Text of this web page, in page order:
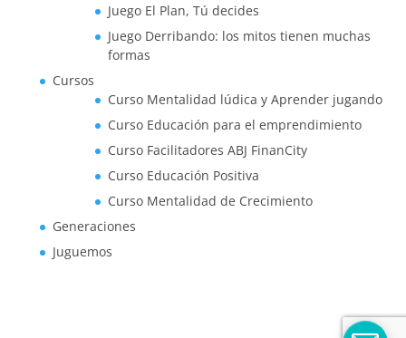
Juego El Plan, Tú decides
Juego Derribando: los mitos tienen muchas
formas
Cursos
Curso Mentalidad lúdica y Aprender jugando
Curso Educación para el emprendimiento
Curso Facilitadores ABJ FinanCity
Curso Educación Positiva
Curso Mentalidad de Crecimiento
Generaciones
Juguemos